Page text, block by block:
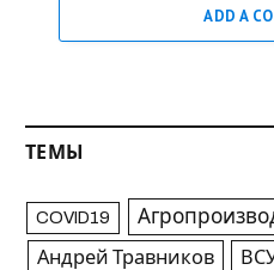
ADD A
ТЕМЫ
COVID19
Андрей Травников